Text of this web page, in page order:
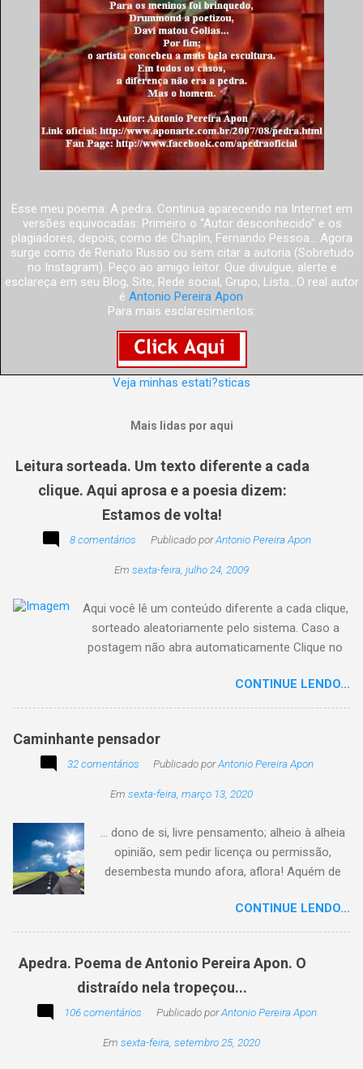
Esse meu poema: A pedra. Continua aparecendo na Internet em
versões equivocadas: Primeiro o “Autor desconhecido” e os
plagiadores, depois, como de Chaplin, Fernando Pessoa... Agora
surge como de Renato Russo ou sem citar a autoria (Sobretudo
no Instagram). Peço ao amigo leitor. Que divulgue, alerte e
esclareça em seu Blog, Site, Rede social, Grupo, Lista...O real autor
é Antonio Pereira Apon.
Para mais esclarecimentos:
Veja minhas estati?sticas
Mais lidas por aqui
Leitura sorteada. Um texto diferente a cada
clique. Aqui aprosa e a poesia dizem:
Estamos de volta!
8 comentários Publicado porAntonio Pereira Apon
Em sexta-feira, julho 24, 2009
Aqui você lê um conteúdo diferente a cada clique,
sorteado aleatoriamente pelo sistema. Caso a
postagem não abra automaticamente Clique no
CONTINUE LENDO...
Caminhante pensador
32 comentários Publicado porAntonio Pereira Apon
Em sexta-feira, março 13, 2020
... dono de si, livre pensamento; alheio à alheia
opinião, sem pedir licença ou permissão,
desembesta mundo afora, aflora! Aquém de
sem pitaco, intromissão... Antonio Pereira
Apon. No blog Filosofando na vida , a
uma frase, verso,
poesia, pensamento, mensagem… Sobre uma
imagem postada a cada quinzena. Acima, a
participação na segunda edição dessa
CONTINUE LENDO...
Apedra. Poema de Antonio Pereira Apon. O
distraído nela tropeçou...
106 comentários Publicado porAntonio Pereira Apon
Em sexta-feira, setembro 25, 2020